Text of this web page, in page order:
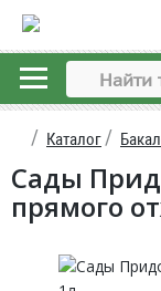
Каталог
Сады
прямого